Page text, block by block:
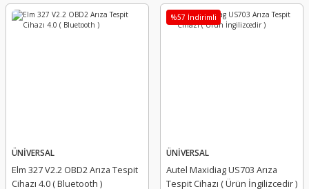
ÜNİVERSAL
Elm 327 V2.2 OBD2 Arıza Tespit
Cihazı 4.0 ( Bluetooth )
%57 İndirimli
ÜNİVERSAL
Autel Maxidiag US703 Arıza
Tespit Cihazı ( Ürün İngilizcedir )